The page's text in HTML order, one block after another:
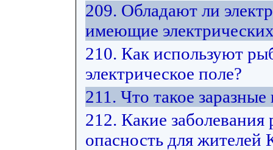
209. Обладают ли
имеющие
210. Как используют
электрическое поле?
211. Что такое
212. Какие
опасность для жителей